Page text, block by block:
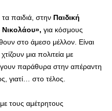
τα παιδιά, στην Παιδική
Νικολάου», για κόσμους
στο άμεσο μέλλον. Είναι
μια πολιτεία με
παράθυρα στην απέραντη
γιατί… στο τέλος.
τους αμέτρητους